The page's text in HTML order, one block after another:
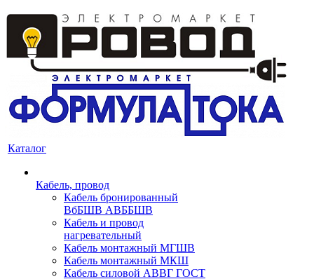
Каталог
Кабель, провод
Кабель бронированный
ВбБШВ АВББШВ
Кабель и провод
нагревательный
Кабель монтажный МГШВ
Кабель монтажный МКШ
Кабель силовой АВВГ ГОСТ